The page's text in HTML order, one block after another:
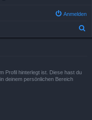
Anmelden
Profil hinterlegt ist. Diese hast du
deinem persönlichen Bereich